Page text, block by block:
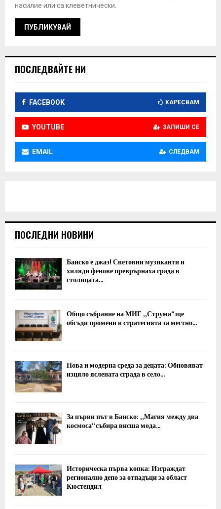
насилие или са клеветнически.
ПОСЛЕДВАЙТЕ НИ
FACEBOOK ХАРЕСВАМ
YOUTUBE ЗАПИШИ СЕ
EMAIL СЛЕДВАМ
ПОСЛЕДНИ НОВИНИ
Банско е джаз! Световни музиканти и
хиляди фенове преврърнаха града в
столицата...
Общо събрание на МИГ „Струма“ ще
обсъди промени в стратегията за местно...
Нова и модерна среда за децата: Обновяват
изцяло яслената сграда в село...
За първи път в Банско: „Магия между два
космоса“ събира висша мода...
Историческа първа копка: Изграждат
регионално депо за отпадъци за област
Кюстендил